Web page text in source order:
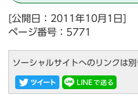
[公開日：2011年10月1日]
ページ番号：5771
ソーシャルサイトへのリンクは